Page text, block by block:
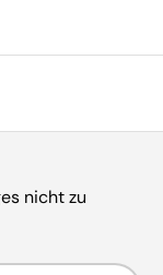
nicht zu